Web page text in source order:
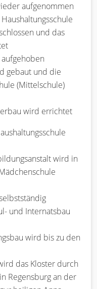
aufgenommen
und das
gebaut und die
(Mittelschule)
wird errichtet
wird in
und Internatsbau
wird bis zu den
das Kloster durch
Regensburg an der